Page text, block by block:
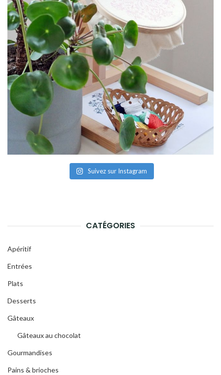
Suivez sur Instagram
CATÉGORIES
Apéritif
Entrées
Plats
Desserts
Gâteaux
Gâteaux au chocolat
Gourmandises
Pains & brioches